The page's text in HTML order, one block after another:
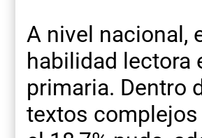
A nivel nacional,
habilidad lectora
primaria. Dentro
textos